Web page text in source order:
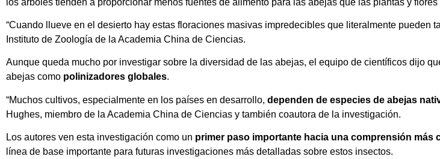
“Cuando llueve en el desierto hay estas floraciones masivas impredecibles que literalmente pueden
Instituto de Zoología de la Academia China de Ciencias.
Aunque queda mucho por investigar sobre la diversidad de las abejas, el equipo de científicos dijo
abejas como polinizadores globales.
“Muchos cultivos, especialmente en los países en desarrollo, dependen de especies de abejas
Hughes, miembro de la Academia China de Ciencias y también coautora de la investigación.
Los autores ven esta investigación como un primer paso importante hacia una comprensión más
línea de base importante para futuras investigaciones más detalladas sobre estos insectos.